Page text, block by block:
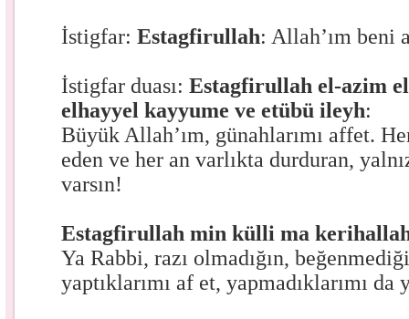
İstigfar: Estagfirullah: Allah’ım beni
İstigfar duası:Estagfirullah el-azim
elhayyel kayyume ve etübü ileyh:
Büyük Allah’ım, günahlarımı affet.
eden ve her an varlıkta durduran,
varsın!
Estagfirullah min külli ma
Ya Rabbi, razı olmadığın,
yaptıklarımı af et, yapmadıklarımı